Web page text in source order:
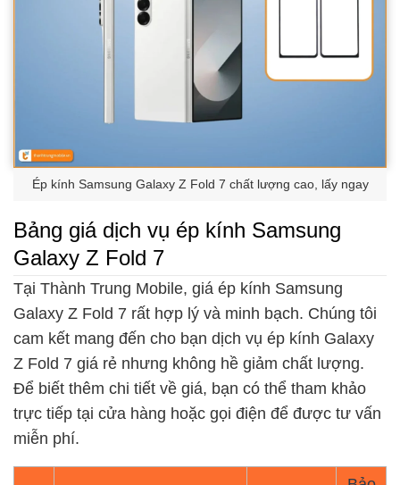
Ép kính Samsung Galaxy Z Fold 7 chất lượng cao, lấy ngay
Bảng giá dịch vụ ép kính Samsung
Galaxy Z Fold 7
Tại Thành Trung Mobile, giá ép kính Samsung
Galaxy Z Fold 7 rất hợp lý và minh bạch. Chúng tôi
cam kết mang đến cho bạn dịch vụ ép kính Galaxy
Z Fold 7 giá rẻ nhưng không hề giảm chất lượng.
Để biết thêm chi tiết về giá, bạn có thể tham khảo
trực tiếp tại cửa hàng hoặc gọi điện để được tư vấn
miễn phí.